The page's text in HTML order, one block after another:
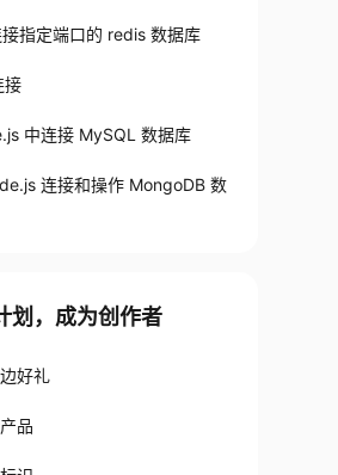
指定端口的 redis 数据库
接
中连接 MySQL 数据库
连接和操作 MongoDB 数
划，成为创作者
好礼
品